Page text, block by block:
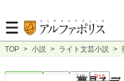
TOP > 小説 > ライト文芸小説 >
長編 R15